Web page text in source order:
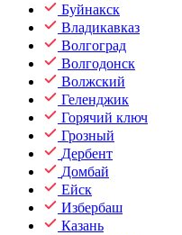
Буйнакск
Владикавказ
Волгоград
Волгодонск
Волжский
Геленджик
Горячий ключ
Грозный
Дербент
Домбай
Ейск
Избербаш
Казань